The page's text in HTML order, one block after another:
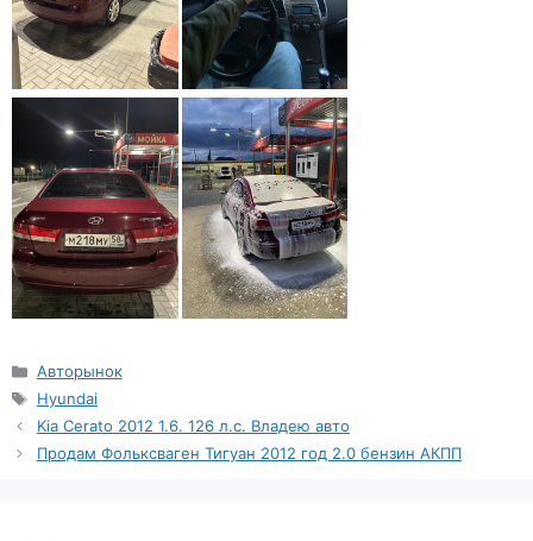
Рубрики
Авторынок
Метки
Hyundai
Kia Cerato 2012 1.6. 126 л.с. Владею авто
Продам Фольксваген Тигуан 2012 год 2.0 бензин АКПП